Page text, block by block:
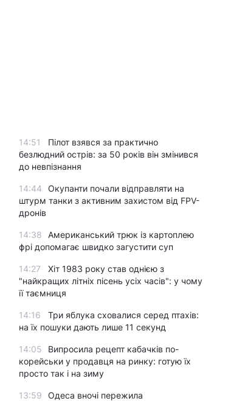
14:51
Пілот взявся за практично
безлюдний острів: за 50 років він змінився
до невпізнання
14:44
Окупанти почали відправляти на
штурм танки з активним захистом від FPV-
дронів
14:38
Американський трюк із картоплею
фрі допомагає швидко загустити суп
14:27
Хіт 1983 року став однією з
"найкращих літніх пісень усіх часів": у чому
її таємниця
14:16
Три яблука сховалися серед птахів:
на їх пошуки дають лише 11 секунд
14:05
Випросила рецепт кабачків по-
корейськи у продавця на ринку: готую їх
просто так і на зиму
13:59
Одеса вночі пережила